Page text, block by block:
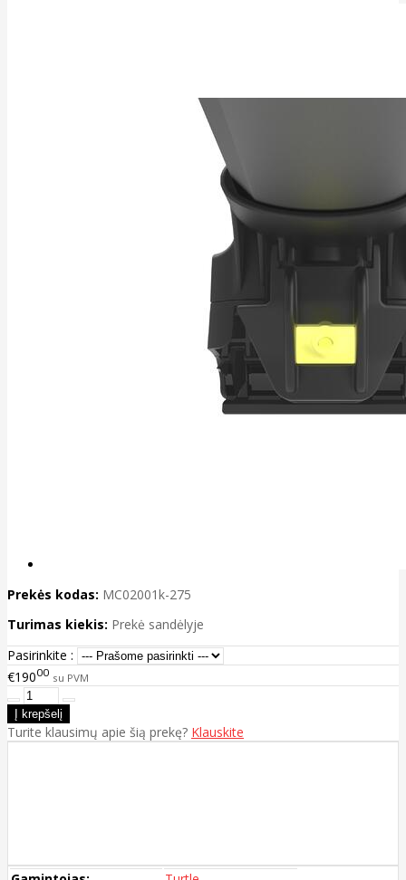
Prekės kodas: MC02001k-275
Turimas kiekis: Prekė sandėlyje
Pasirinkite :
€19000 su PVM
Turite klausimų apie šią prekę? Klauskite